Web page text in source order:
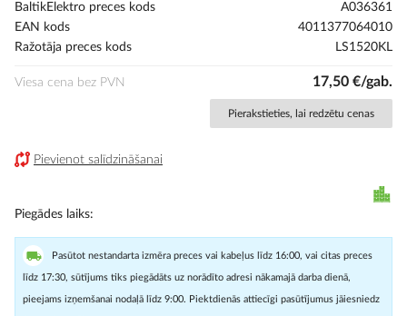
BaltikElektro preces kods
A036361
EAN kods
4011377064010
Ražotāja preces kods
LS1520KL
Viesa cena bez PVN 17,50 €/gab.
Pierakstieties, lai redzētu cenas
Pievienot salīdzināšanai
Piegādes laiks
Pasūtot nestandarta izmēra preces vai kabeļus līdz 16:00, vai citas preces
līdz 17:30, sūtījums tiks piegādāts uz norādīto adresi nākamajā darba dienā,
pieejams izņemšanai nodaļā līdz 9:00. Piektdienās attiecīgi pasūtījumus jāiesniedz